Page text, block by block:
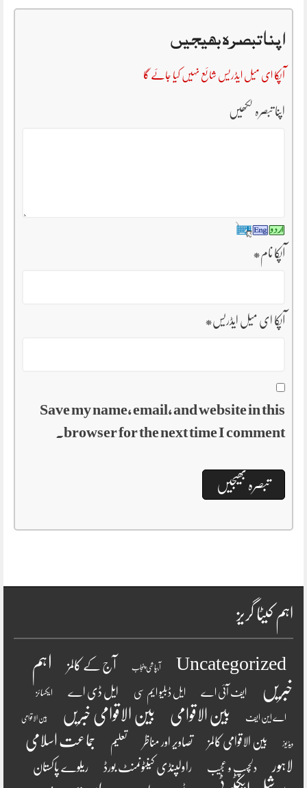
اپنا تبصرہ بھیجیں
آپکا ای میل ایڈریس شائع نہیں کیا جائے گا
اپنا تبصرہ لکھیں
آپکا نام*
آپکا ای میل ایڈریس*
Save my name, email, and website in this
browser for the next time I comment.
اہم کیٹا گریز
Uncategorized آبپاشی پنجاب آج کے کالمز
اہم
خبریں
ایف آئی اے ایل ڈبلیو ایم سی ایل ڈی اے ایکسائز
اے این ایف بین الاقوامی بین الاقوامی خبریں بین الاقوامی
ویڈیوز بین الاقوامی کالمز تصاویر اور مناظر تعلیم
جماعت اسلامی
لاہور
دلچسپ و عجیب راولپنڈی کینٹونمنٹ بورڈ ریلوے پاکستان